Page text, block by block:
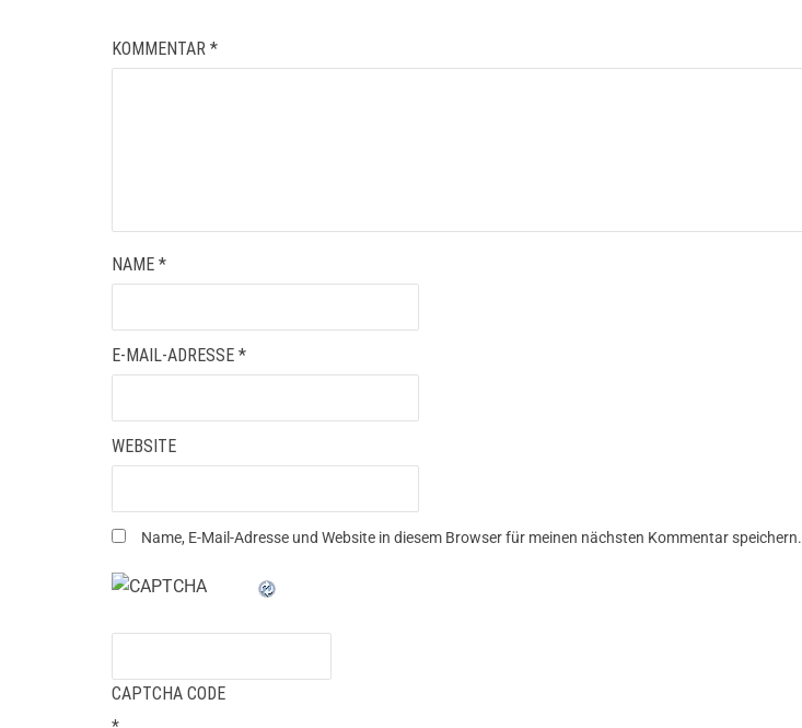
KOMMENTAR *
NAME *
E-MAIL-ADRESSE *
WEBSITE
Name, E-Mail-Adresse und Website in diesem Browser für meinen nächsten Kommentar speichern.
CAPTCHA CODE